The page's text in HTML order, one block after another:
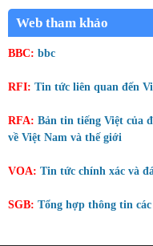
Web tham khảo
BBC: bbc
RFI: Tin tức liên quan đến
RFA: Bản tin tiếng Việt của
về Việt Nam và thế giới
VOA: Tin tức chính xác và
SGB: Tổng hợp thông tin các